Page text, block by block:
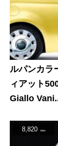
ルパンカラ
ィアット
Giallo
8,820 view